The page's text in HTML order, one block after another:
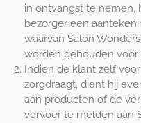
in ontvangst te nemen,
bezorger een
waarvan Salon
worden gehouden voor
Indien de klant zelf
zorgdraagt, dient hij
aan producten of de
vervoer te melden aan